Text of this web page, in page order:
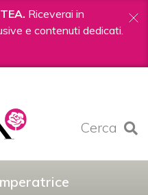
Riceverai in
e contenuti dedicati.
Cerca